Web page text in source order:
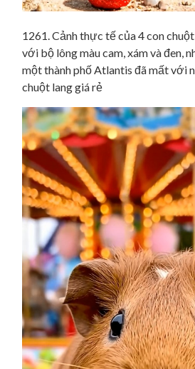
1261. Cảnh thực tế của 4 con
với bộ lông màu cam, xám và đen,
một thành phố Atlantis đã mất với
chuột lang giá rẻ